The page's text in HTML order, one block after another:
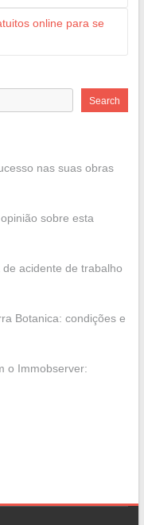
online para se
Search
nas suas obras
sobre esta
acidente de trabalho
Botanica: condições e
o Immobserver: